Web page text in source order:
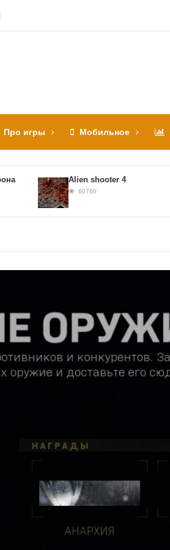
Про игры Мобильное
Alien shooter 4
60760